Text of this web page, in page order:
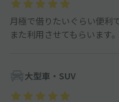
月極で借りたいぐらい便利
また利用させてもらいます。
大型車・SUV